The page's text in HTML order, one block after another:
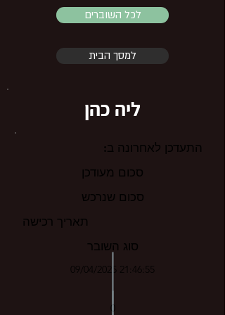
לכל השוברים
למסך הבית
ליה כהן
התעדכן לאחרונה ב:
סכום מעודכן
סכום שנרכש
תאריך רכישה
סוג השובר
09/04/2025 21:46:55
0